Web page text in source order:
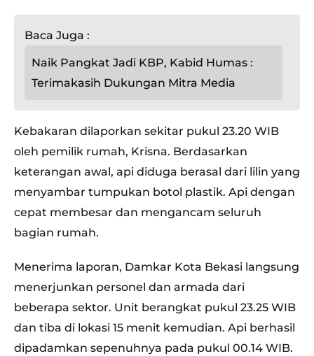
Baca Juga :
Naik Pangkat Jadi KBP, Kabid Humas :
Terimakasih Dukungan Mitra Media
Kebakaran dilaporkan sekitar pukul 23.20 WIB
oleh pemilik rumah, Krisna. Berdasarkan
keterangan awal, api diduga berasal dari lilin yang
menyambar tumpukan botol plastik. Api dengan
cepat membesar dan mengancam seluruh
bagian rumah.
Menerima laporan, Damkar Kota Bekasi langsung
menerjunkan personel dan armada dari
beberapa sektor. Unit berangkat pukul 23.25 WIB
dan tiba di lokasi 15 menit kemudian. Api berhasil
dipadamkan sepenuhnya pada pukul 00.14 WIB.